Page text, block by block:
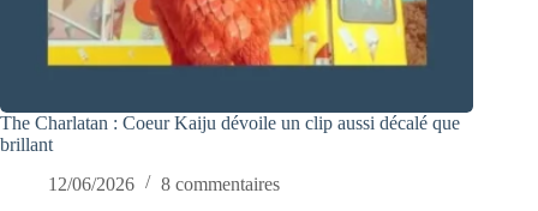
The Charlatan : Coeur Kaiju dévoile un clip aussi décalé que
brillant
12/06/2026
8 commentaires